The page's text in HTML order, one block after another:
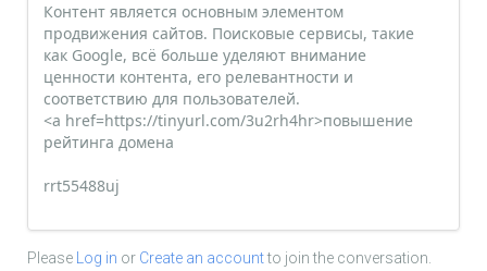
Контент является основным элементом
продвижения сайтов. Поисковые сервисы, такие
как Google, всё больше уделяют внимание
ценности контента, его релевантности и
соответствию для пользователей.
<a href=https://tinyurl.com/3u2rh4hr>повышение
рейтинга домена
rrt55488uj
Please Log in or Create an accountto join the conversation.